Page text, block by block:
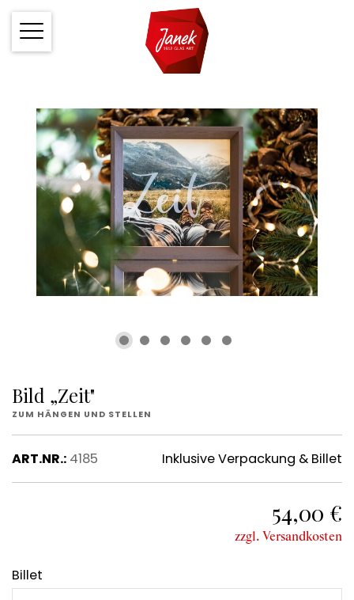
Bild „Zeit"
ZUM HÄNGEN UND STELLEN
ART.NR.: 4185 Inklusive Verpackung & Billet
54,00 €
zzgl. Versandkosten
Billet